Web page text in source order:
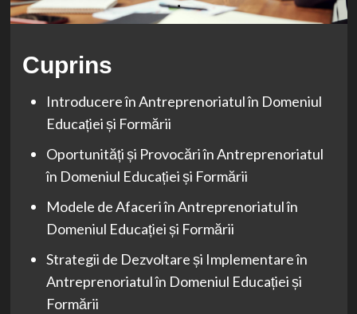
Cuprins
Introducere în Antreprenoriatul în Domeniul
Educației și Formării
Oportunități și Provocări în Antreprenoriatul
în Domeniul Educației și Formării
Modele de Afaceri în Antreprenoriatul în
Domeniul Educației și Formării
Strategii de Dezvoltare și Implementare în
Antreprenoriatul în Domeniul Educației și
Formării